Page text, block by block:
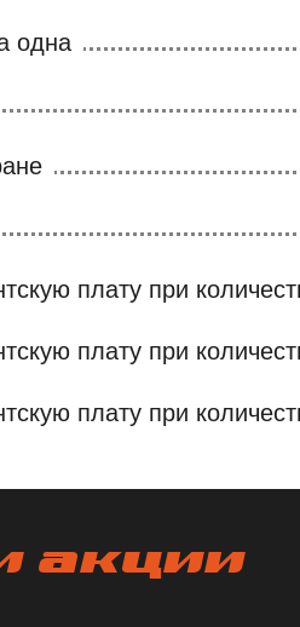
одна
плату при
плату при
плату при
акции